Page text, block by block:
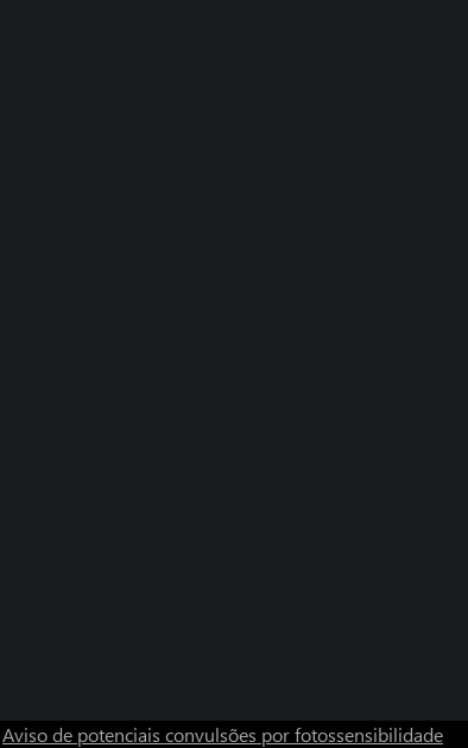
Aviso de potenciais convulsões por fotossensibilidade